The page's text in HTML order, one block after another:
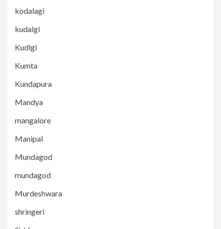
kodalagi
kudalgi
Kudlgi
Kumta
Kundapura
Mandya
mangalore
Manipal
Mundagod
mundagod
Murdeshwara
shringeri